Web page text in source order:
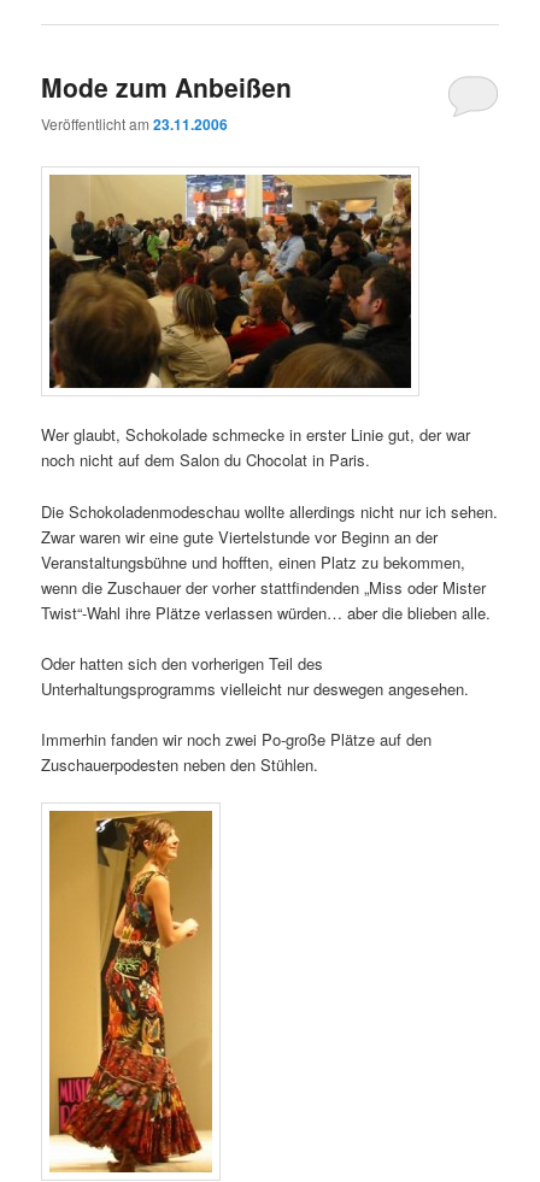
Mode zum Anbeißen
Veröffentlicht am23.11.2006
Wer glaubt, Schokolade schmecke in erster Linie gut, der war
noch nicht auf dem Salon du Chocolat in Paris.
Die Schokoladenmodeschau wollte allerdings nicht nur ich sehen.
Zwar waren wir eine gute Viertelstunde vor Beginn an der
Veranstaltungsbühne und hofften, einen Platz zu bekommen,
wenn die Zuschauer der vorher stattfindenden „Miss oder Mister
Twist“-Wahl ihre Plätze verlassen würden… aber die blieben alle.
Oder hatten sich den vorherigen Teil des
Unterhaltungsprogramms vielleicht nur deswegen angesehen.
Immerhin fanden wir noch zwei Po-große Plätze auf den
Zuschauerpodesten neben den Stühlen.